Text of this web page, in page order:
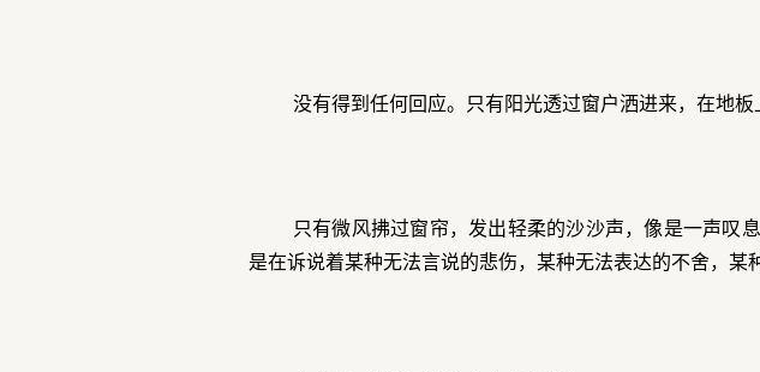
没有得到任何回应。只有阳光透过窗户洒进来，在地
只有微风拂过窗帘，发出轻柔的沙沙声，像是一声叹
是在诉说着某种无法言说的悲伤，某种无法表达的不舍，某